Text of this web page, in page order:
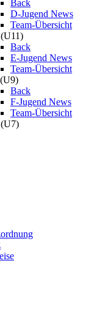
Back
D-Jugend News
Team-Übersicht
Back
E-Jugend News
Team-Übersicht
Back
F-Jugend News
Team-Übersicht